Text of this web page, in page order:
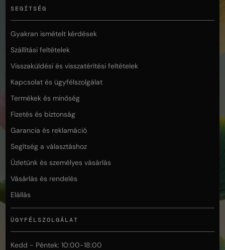
SEGÍTSÉG
Gyakran ismételt kérdések
Szállítási feltételek
Visszaküldési és visszatérítési feltételek
Kapcsolat és ügyfélszolgálat
Termékek és minőség
Fizetés és biztonság
Garancia és reklamáció
Segítség a választáshoz
Üzletünk és személyes vásárlás
Vásárlás és rendelés
Elállás
ÜGYFÉLSZOLGÁLAT
Kedd - Péntek: 10:00-18:00